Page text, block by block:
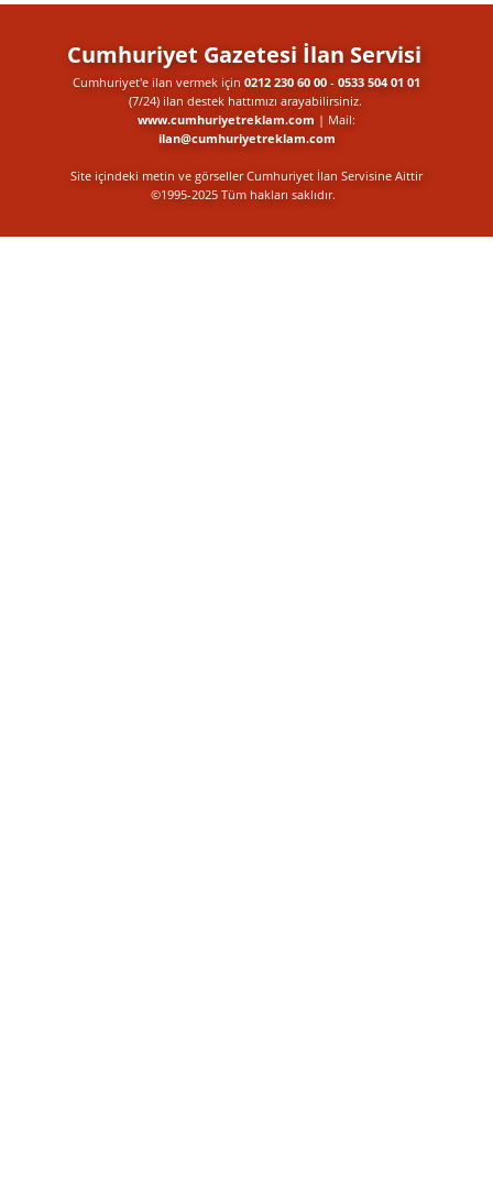
Cumhuriyet Gazetesi İlan Servisi
Cumhuriyet'e ilan vermek için 0212 230 60 00 - 0533 504 01 01
(7/24) ilan destek​ hattımızı arayabilirsiniz.
www.cumhuriyetreklam.com | Mail:
ilan@cumhuriyetreklam.com
Site içindeki metin ve görseller Cumhuriyet İlan Servisine Aittir
©1995-2025 Tüm hakları saklıdır.